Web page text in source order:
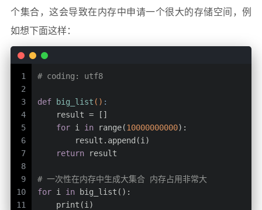
个集合，这会导致在内存中申请一个很大的存储空间，例
如想下面这样：
1
2
3
4
5
6
7
8
9
10
11
# coding: utf8
def big_list () :
    result = []
for i in range(10000000000):
        result.append(i)
return result
# 一次性在内存中生成大集合 内存占用非常大
for i in big_list():
    print(i)